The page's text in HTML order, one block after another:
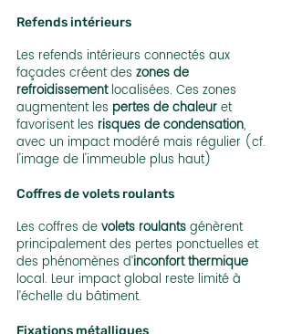
Refends intérieurs
Les refends intérieurs connectés aux
façades créent des zones de
refroidissement localisées. Ces zones
augmentent les pertes de chaleur et
favorisent les risques de condensation,
avec un impact modéré mais régulier (cf.
l'image de l'immeuble plus haut)
Coffres de volets roulants
Les coffres de volets roulants génèrent
principalement des pertes ponctuelles et
des phénomènes d’inconfort thermique
local. Leur impact global reste limité à
l’échelle du bâtiment.